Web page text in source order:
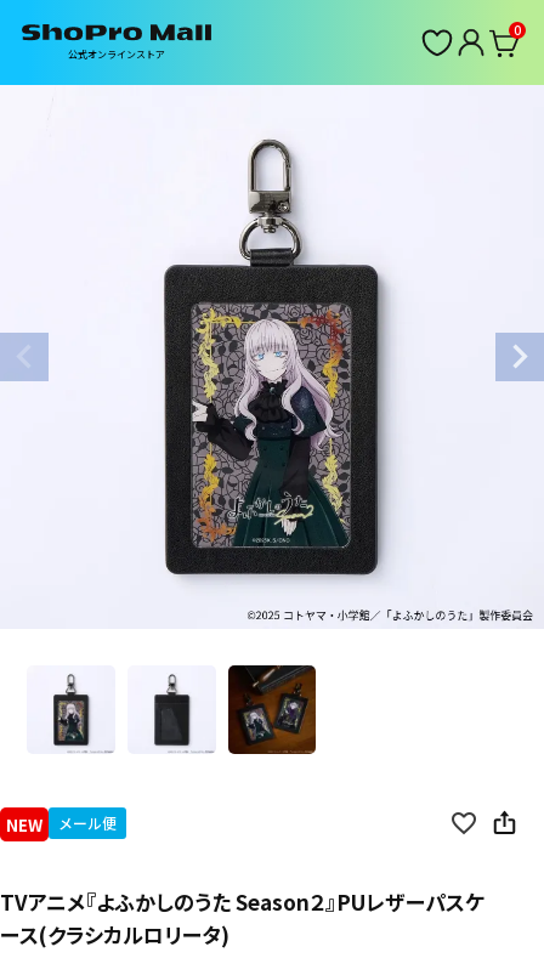
公式オンラインストア
0
NEW メール便
TVアニメ『よふかしのうた Season２』PUレザーパスケ
ース(クラシカルロリータ)